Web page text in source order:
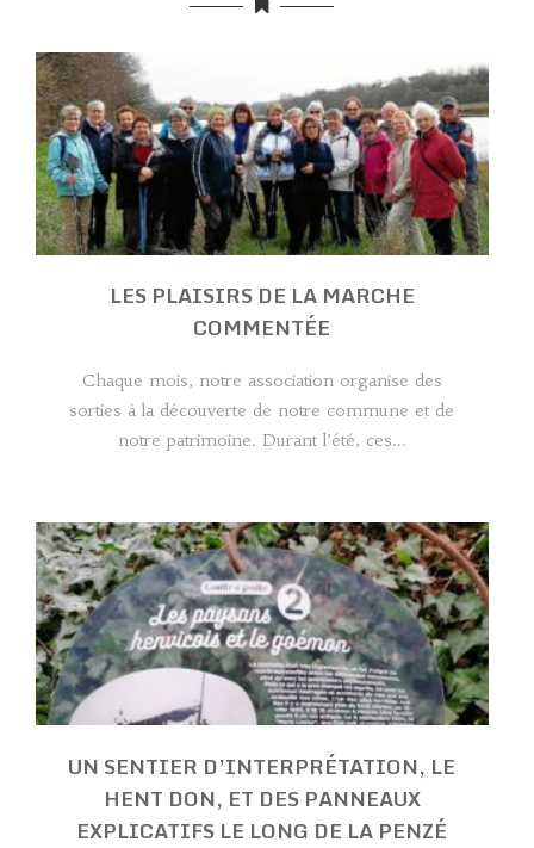
LES PLAISIRS DE LA MARCHE
COMMENTÉE
Chaque mois, notre association organise des
sorties à la découverte de notre commune et de
notre patrimoine. Durant l’été, ces...
UN SENTIER D’INTERPRÉTATION, LE
HENT DON, ET DES PANNEAUX
EXPLICATIFS LE LONG DE LA PENZÉ